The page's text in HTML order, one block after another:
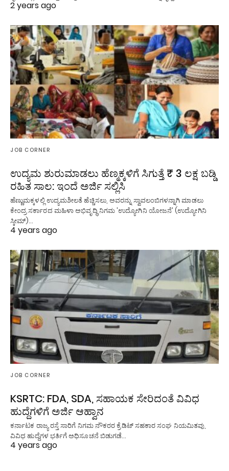
2 years ago
JOB CORNER
ಉದ್ಯಮ ಶುರುಮಾಡಲು ಹೆಣ್ಮಕ್ಕಳಿಗೆ ಸಿಗುತ್ತೆ ₹ 3 ಲಕ್ಷ ಬಡ್ಡಿ
ರಹಿತ ಸಾಲ: ಇಂದೆ ಅರ್ಜಿ ಸಲ್ಲಿಸಿ
ಹೆಣ್ಣುಮಕ್ಕಳಲ್ಲಿ ಉದ್ಯಮಶೀಲತೆ ಹೆಚ್ಚಿಸಲು, ಅವರನ್ನು ಸ್ವಾವಲಂಬಿಗಳನ್ನಾಗಿ ಮಾಡಲು
ಕೇಂದ್ರ ಸರ್ಕಾರದ ಮಹಿಳಾ ಅಭಿವೃದ್ಧಿ ನಿಗಮ 'ಉದ್ಯೋಗಿನಿ ಯೋಜನೆ' (ಉದ್ಯೋಗಿನಿ
ಸ್ಕೀಮ್)…
4 years ago
JOB CORNER
KSRTC: FDA, SDA, ಸಹಾಯಕ ಸೇರಿದಂತೆ ವಿವಿಧ
ಹುದ್ದೆಗಳಿಗೆ ಅರ್ಜಿ ಆಹ್ವಾನ
ಕರ್ನಾಟಕ ರಾಜ್ಯ ರಸ್ತೆ ಸಾರಿಗೆ ನಿಗಮ ನೌಕರರ ಕ್ರೆಡಿಟ್ ಸಹಕಾರ ಸಂಘ ನಿಯಮಿತವು,
ವಿವಿಧ ಹುದ್ದೆಗಳ ಭರ್ತಿಗೆ ಅಧಿಸೂಚನೆ ಬಿಡುಗಡೆ…
4 years ago